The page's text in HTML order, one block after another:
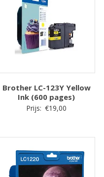
Brother LC-123Y Yellow
Ink (600 pages)
Prijs: €19,00